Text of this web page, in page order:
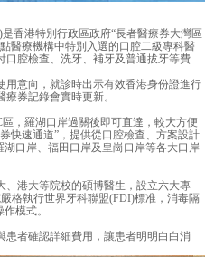
港特別行政區政府“長者醫療券大灣區
醫療機構中特別入選的口腔二級專科醫
口腔檢查、洗牙、補牙及普通拔牙等費
意向，就診時出示有效香港身份證進行
券記錄會實時更新。
羅湖口岸過關後即可直達，較大方便
快速通道”，提供從口腔檢查、方案設計
口岸、福田口岸及皇崗口岸等各大口岸
港大等院校的碩博醫生，設立六大專
格執行世界牙科聯盟(FDI)標准，消毒隔
模式。
者確認詳細費用，讓患者明明白白消